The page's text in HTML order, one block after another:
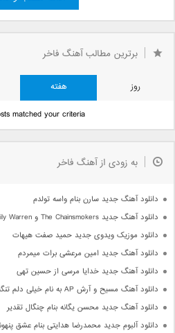
برترین مطالب آهنگ فاخر
روز هفته
matched your criteria.
به زودی از آهنگ فاخر
دانلود آهنگ جدید سارن بنام واسه تولدم
دانلود آهنگ جدید The Chainsmokers و Emily Warren بنام Side Effects
دانلود موزیک ویدوی جدید حمید صفت هیهات
دانلود آهنگ جدید امین مرعشی برات میمردم
دانلود آهنگ جدید خدایا مرسی از حسین تهی
دانلود آهنگ مسیح و آرش AP به نام خیلی دلم تنگه
دانلود آهنگ جدید محسن یگانه بنام چنگال تقدیر
دانلود آلبوم جدید محمدرضا هدایتی بنام عشق